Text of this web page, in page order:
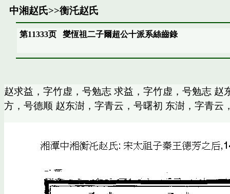
中湘赵氏>>衡汑赵氏
第11333页燮恆祖二子爾超公十派系絲齒錄
赵求益，字竹虚，号勉志 求益，字竹虚，号勉志
方，号德顺 赵东澍，字青云，号曙初 东澍，字青云